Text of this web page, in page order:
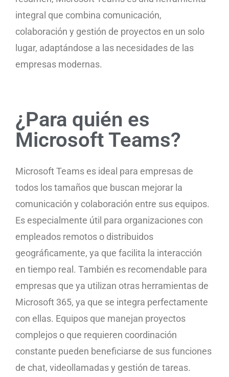
integral que combina comunicación,
colaboración y gestión de proyectos en un solo
lugar, adaptándose a las necesidades de las
empresas modernas.
¿Para quién es
Microsoft Teams?
Microsoft Teams es ideal para empresas de
todos los tamaños que buscan mejorar la
comunicación y colaboración entre sus equipos.
Es especialmente útil para organizaciones con
empleados remotos o distribuidos
geográficamente, ya que facilita la interacción
en tiempo real. También es recomendable para
empresas que ya utilizan otras herramientas de
Microsoft 365, ya que se integra perfectamente
con ellas. Equipos que manejan proyectos
complejos o que requieren coordinación
constante pueden beneficiarse de sus funciones
de chat, videollamadas y gestión de tareas.